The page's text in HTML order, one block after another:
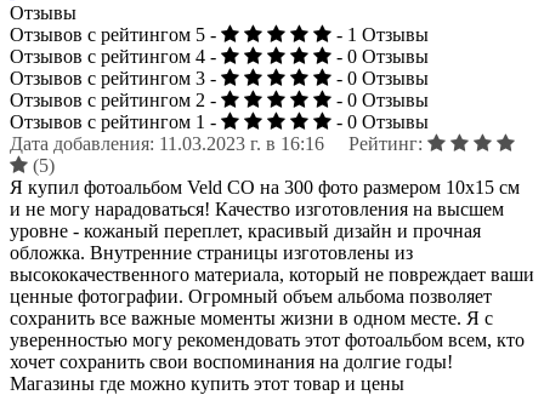
Отзывы
Отзывов с рейтингом 5 -
- 1 Отзывы
Отзывов с рейтингом 4 -
- 0 Отзывы
Отзывов с рейтингом 3 -
- 0 Отзывы
Отзывов с рейтингом 2 -
- 0 Отзывы
Отзывов с рейтингом 1 -
- 0 Отзывы
Дата добавления: 11.03.2023 г. в 16:16 Рейтинг:
(5)
Я купил фотоальбом Veld CO на 300 фото размером 10х15 см
и не могу нарадоваться! Качество изготовления на высшем
уровне - кожаный переплет, красивый дизайн и прочная
обложка. Внутренние страницы изготовлены из
высококачественного материала, который не повреждает ваши
ценные фотографии. Огромный объем альбома позволяет
сохранить все важные моменты жизни в одном месте. Я с
уверенностью могу рекомендовать этот фотоальбом всем, кто
хочет сохранить свои воспоминания на долгие годы!
Магазины где можно купить этот товар и цены